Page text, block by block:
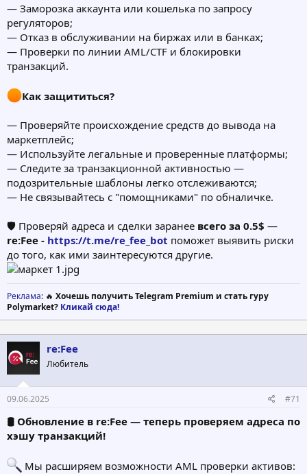
— Заморозка аккаунта или кошелька по запросу
регуляторов;
— Отказ в обслуживании на биржах или в банках;
— Проверки по линии AML/CTF и блокировки
транзакций.
Как защититься?
— Проверяйте происхождение средств до вывода на
маркетплейс;
— Используйте легальные и проверенные платформы;
— Следите за транзакционной активностью —
подозрительные шаблоны легко отслеживаются;
— Не связывайтесь с "помощниками" по обналичке.
🛡 Проверяй адреса и сделки заранее всего за 0.5$ —
re:Fee - https://t.me/re_fee_bot поможет выявить риски
до того, как ими заинтересуются другие.
Реклама: 🔥 Хочешь получить Telegram Premium и стать гуру
Polymarket? Кликай сюда!
re:Fee
Любитель
09.06.2025 #71
🛢 Обновление в re:Fee — теперь проверяем адреса по
хэшу транзакций!
Мы расширяем возможности AML проверки активов: